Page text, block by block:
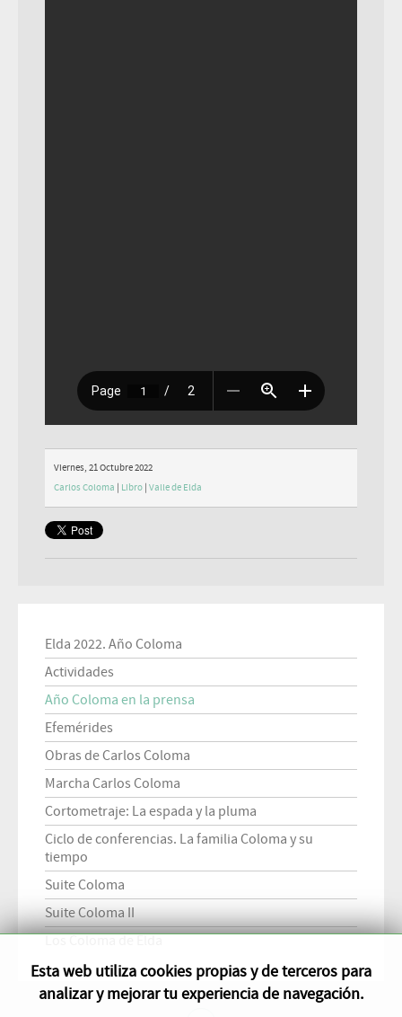
Viernes, 21 Octubre 2022
Carlos Coloma | Libro | Valle de Elda
Elda 2022. Año Coloma
Actividades
Año Coloma en la prensa
Efemérides
Obras de Carlos Coloma
Marcha Carlos Coloma
Cortometraje: La espada y la pluma
Ciclo de conferencias. La familia Coloma y su
tiempo
Suite Coloma
Suite Coloma II
Esta web utiliza cookies propias y de terceros para
analizar y mejorar tu experiencia de navegación.